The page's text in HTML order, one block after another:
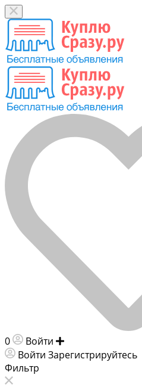
0 Войти
Войти Зарегистрируйтесь
Фильтр